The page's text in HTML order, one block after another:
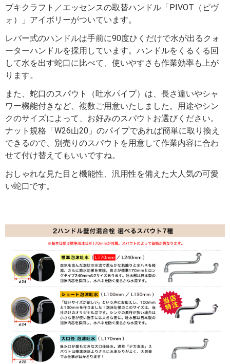
ブキクラフト／エッセンスの取替ハンドル「PIVOT（ピヴ
ォ）」アイボリーがついています。
レバー式のハンドルは手前に90度ひくだけで水が出るクォ
ーターハンドルを採用しています。ハンドルをくるくる回
して水を出す蛇口に比べて、使いやすさも作業効率も上が
ります。
また、蛇口のスパウト（吐水パイプ）は、長さ違いやシャ
ワー機能付きなど、複数ご用意いたしました。用途やシン
クのサイズによって、お好みのスパウトお選びください。
ナット規格「W26山20」のパイプであれば簡単に取り換え
できるので、別売りのスパウトを用意して作業内容に合わ
せて付け替えてもいいですね。
おしゃれな見た目と機能性、汎用性を備えた大人気の可愛
い蛇口です。